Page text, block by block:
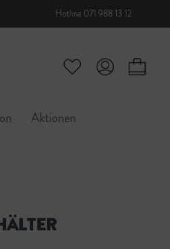
Hotline 071 988 13 12
Aktionen